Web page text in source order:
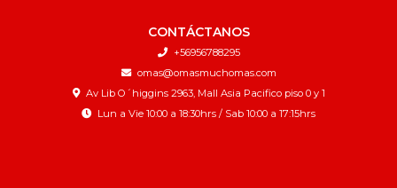
CONTÁCTANOS
+56956788295
omas@omasmuchomas.com
Av Lib O´higgins 2963, Mall Asia Pacifico piso 0 y 1
Lun a Vie 10:00 a 18:30hrs / Sab 10:00 a 17:15hrs